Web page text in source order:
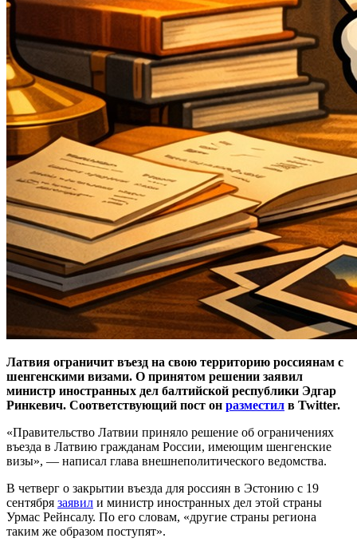
Латвия ограничит въезд на свою территорию россиянам с
шенгенскими визами. О принятом решении заявил
министр иностранных дел балтийской республики Эдгар
Ринкевич. Соответствующий пост он разместил в Twitter.
«Правительство Латвии приняло решение об ограничениях
въезда в Латвию гражданам России, имеющим шенгенские
визы», — написал глава внешнеполитического ведомства.
В четверг о закрытии въезда для россиян в Эстонию с 19
сентября заявил и министр иностранных дел этой страны
Урмас Рейнсалу. По его словам, «другие страны региона
таким же образом поступят».